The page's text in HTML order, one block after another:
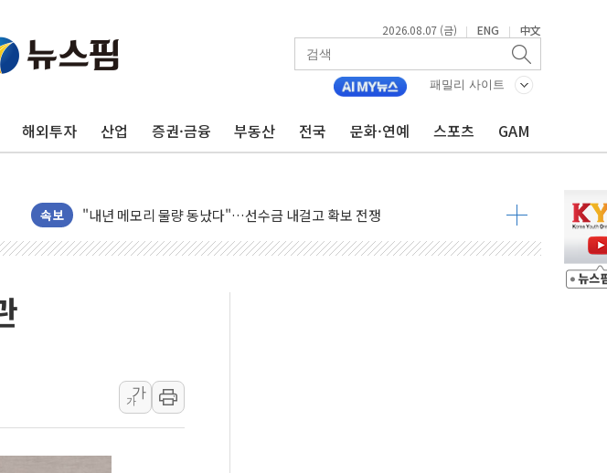
2026.08.07 (금) | ENG | 中文
패밀리 사이트
해외투자 산업 증권·금융 부동산 전국 문화·연예 스포츠 GAM
속보
AI 메모리 향한 뜨거운 관심…SK하이닉스, FMS서 '풀스택' 기술력 과시
현대지에프홀딩스, 자사주 1000억 연내 소각…2분기 영업익 853억
관광객 3000만명 목표인데…외국인 숙박 부가세 환급 앞당겨 종료
신인류콘텐츠, 핀란드 AI 기업 Audission Oy와 운영 파트너십 체결
"일부 존치" vs "전면 개발"…서리풀2구역 갈등, 협의 테이블에
가
가